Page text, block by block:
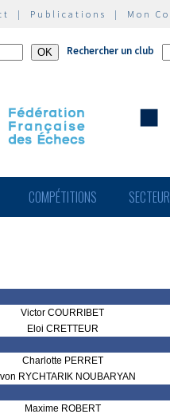
| Publications | Mon
Rechercher un club
COMPÉTITIONS
Victor COURRIBET
Eloi CRETTEUR
Charlotte PERRET
RYCHTARIK NOUBARYAN
Maxime ROBERT